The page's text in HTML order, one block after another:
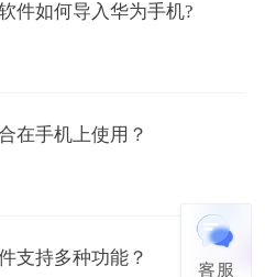
件如何导入华为手机?
在手机上使用？
支持多种功能？